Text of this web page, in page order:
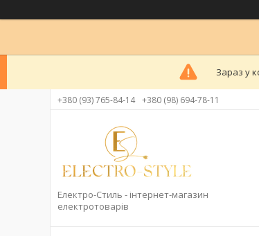
Зараз у
+380 (93) 765-84-14 +380 (98) 694-78-11
Електро-Стиль - інтернет-магазин
електротоварів